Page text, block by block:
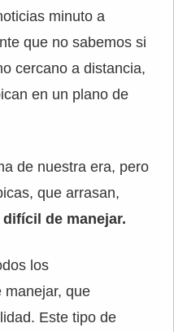
minuto a
que no sabemos si
cercano a distancia,
en un plano de
de nuestra era, pero
que arrasan,
de manejar.
los
manejar, que
Este tipo de